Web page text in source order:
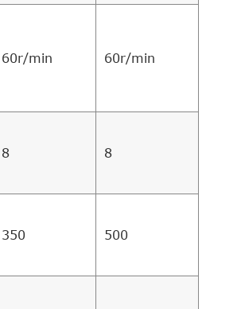
60r/min 60r/min
8 8
350 500